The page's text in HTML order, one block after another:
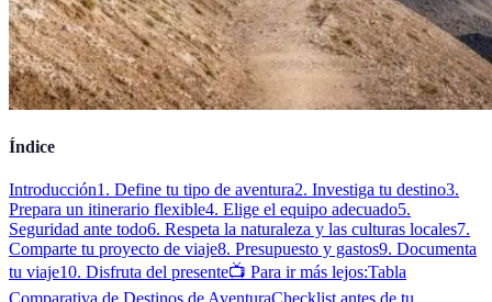
Índice
Introducción1. Define tu tipo de aventura2. Investiga tu destino3.
Prepara un itinerario flexible4. Elige el equipo adecuado5.
Seguridad ante todo6. Respeta la naturaleza y las culturas locales7.
Comparte tu proyecto de viaje8. Presupuesto y gastos9. Documenta
tu viaje10. Disfruta del presente📺 Para ir más lejos:Tabla